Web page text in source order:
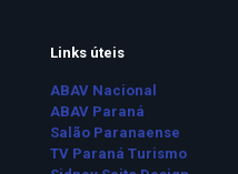
Links úteis
ABAV Nacional
ABAV Paraná
Salão Paranaense
TV Paraná Turismo